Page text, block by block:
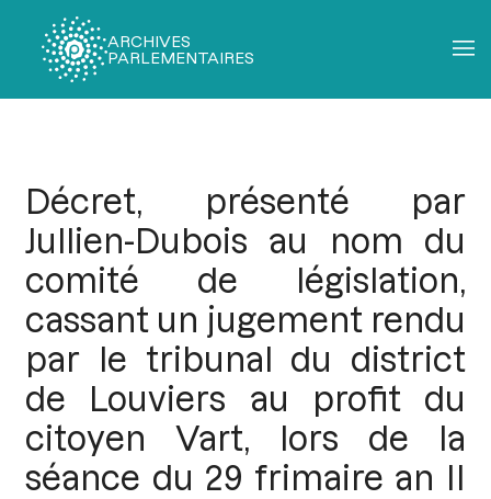
ARCHIVES
PARLEMENTAIRES
Décret, présenté par
Jullien-Dubois au nom du
comité de législation,
cassant un jugement rendu
par le tribunal du district
de Louviers au profit du
citoyen Vart, lors de la
séance du 29 frimaire an II